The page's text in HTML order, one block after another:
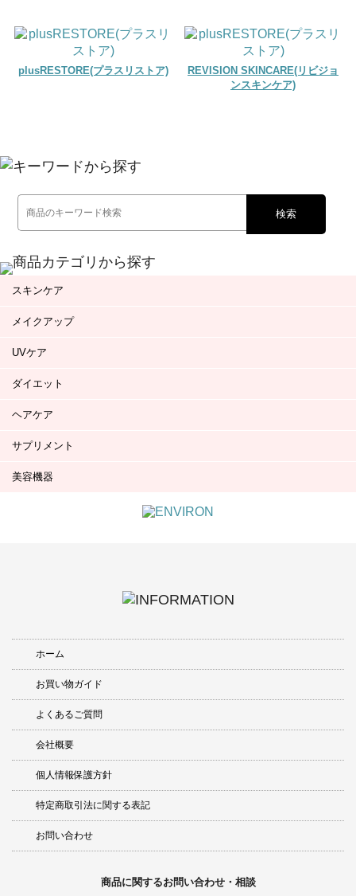
plusRESTORE(プラスリストア)
REVISION SKINCARE(リビジョ
ンスキンケア)
検索
スキンケア
メイクアップ
UVケア
ダイエット
ヘアケア
サプリメント
美容機器
ホーム
お買い物ガイド
よくあるご質問
会社概要
個人情報保護方針
特定商取引法に関する表記
お問い合わせ
商品に関するお問い合わせ・相談